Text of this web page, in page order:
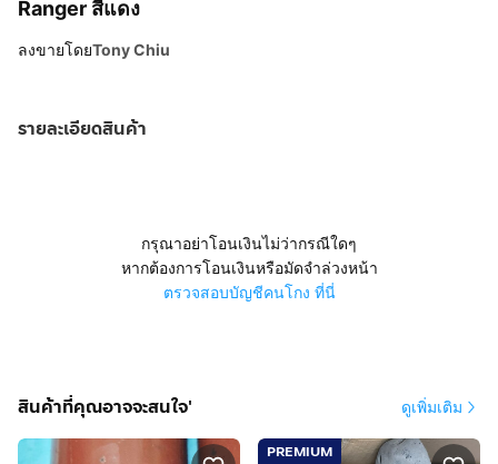
Ranger สีแดง
ลงขายโดยTony Chiu
รายละเอียดสินค้า
กรุณาอย่าโอนเงินไม่ว่ากรณีใดๆ
หากต้องการโอนเงินหรือมัดจำล่วงหน้า
ตรวจสอบบัญชีคนโกง ที่นี่
สินค้าที่คุณอาจจะสนใจ' ดูเพิ่มเติม
PREMIUM